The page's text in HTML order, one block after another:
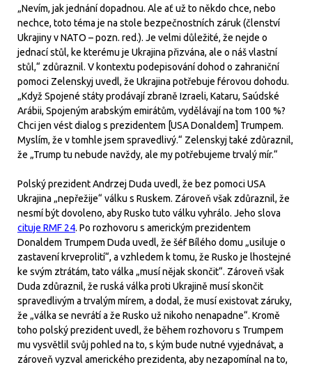
„Nevím, jak jednání dopadnou. Ale ať už to někdo chce, nebo
nechce, toto téma je na stole bezpečnostních záruk (členství
Ukrajiny v NATO – pozn. red.). Je velmi důležité, že nejde o
jednací stůl, ke kterému je Ukrajina přizvána, ale o náš vlastní
stůl,“ zdůraznil. V kontextu podepisování dohod o zahraniční
pomoci Zelenskyj uvedl, že Ukrajina potřebuje férovou dohodu.
„Když Spojené státy prodávají zbraně Izraeli, Kataru, Saúdské
Arábii, Spojeným arabským emirátům, vydělávají na tom 100 %?
Chci jen vést dialog s prezidentem [USA Donaldem] Trumpem.
Myslím, že v tomhle jsem spravedlivý.“ Zelenskyj také zdůraznil,
že „Trump tu nebude navždy, ale my potřebujeme trvalý mír.“
Polský prezident Andrzej Duda uvedl, že bez pomoci USA
Ukrajina „nepřežije“ válku s Ruskem. Zároveň však zdůraznil, že
nesmí být dovoleno, aby Rusko tuto válku vyhrálo. Jeho slova
cituje RMF 24. Po rozhovoru s americkým prezidentem
Donaldem Trumpem Duda uvedl, že šéf Bílého domu „usiluje o
zastavení krveprolití“, a vzhledem k tomu, že Rusko je lhostejné
ke svým ztrátám, tato válka „musí nějak skončit“. Zároveň však
Duda zdůraznil, že ruská válka proti Ukrajině musí skončit
spravedlivým a trvalým mírem, a dodal, že musí existovat záruky,
že „válka se nevrátí a že Rusko už nikoho nenapadne“. Kromě
toho polský prezident uvedl, že během rozhovoru s Trumpem
mu vysvětlil svůj pohled na to, s kým bude nutné vyjednávat, a
zároveň vyzval amerického prezidenta, aby nezapomínal na to,